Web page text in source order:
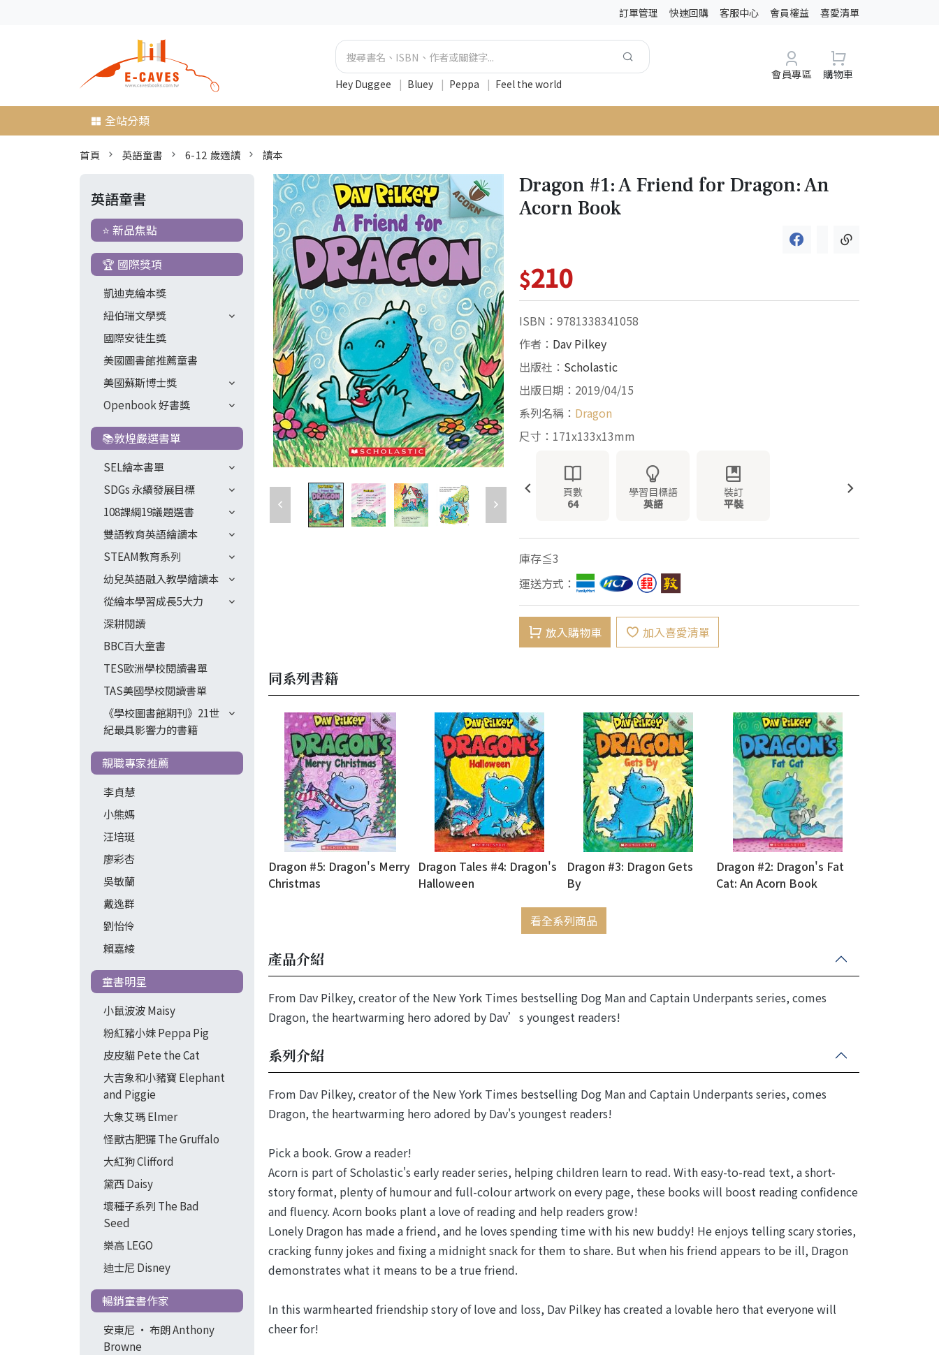
訂單管理 快速回購 客服中心 會員權益 喜愛清單
Hey Duggee | Bluey | Peppa | Feel the world
會員專區 購物車
全站分類
首頁 英語童書 6-12 歲適讀 讀本
英語童書
⭐ 新品焦點
🏆 國際獎項
凱迪克繪本獎
紐伯瑞文學獎
國際安徒生獎
美國圖書館推薦童書
美國蘇斯博士獎
Openbook 好書獎
📚敦煌嚴選書單
SEL繪本書單
SDGs 永續發展目標
108課綱19議題選書
雙語教育英語繪讀本
STEAM教育系列
幼兒英語融入教學繪讀本
從繪本學習成長5大力
深耕閱讀
BBC百大童書
TES歐洲學校閱讀書單
TAS美國學校閱讀書單
《學校圖書館期刊》21世
紀最具影響力的書籍
親職專家推薦
李貞慧
小熊媽
汪培珽
廖彩杏
吳敏蘭
戴逸群
劉怡伶
賴嘉綾
童書明星
小鼠波波 Maisy
粉紅豬小妹 Peppa Pig
皮皮貓 Pete the Cat
大吉象和小豬寶 Elephant
and Piggie
大象艾瑪 Elmer
怪獸古肥玀 The Gruffalo
大紅狗 Clifford
黛西 Daisy
壞種子系列 The Bad
Seed
樂高 LEGO
迪士尼 Disney
暢銷童書作家
安東尼 ‧ 布朗 Anthony
Browne
Dragon #1: A Friend for Dragon: An
Acorn Book
$210
ISBN：9781338341058
作者： Dav Pilkey
出版社： Scholastic
出版日期：2019/04/15
系列名稱： Dragon
尺寸：171x133x13mm
頁數
64
學習目標語
英語
裝訂
平裝
庫存≦3
運送方式：
放入購物車 加入喜愛清單
同系列書籍
Dragon #5: Dragon's Merry
Christmas
Dragon Tales #4: Dragon's
Halloween
Dragon #3: Dragon Gets
By
Dragon #2: Dragon's Fat
Cat: An Acorn Book
看全系列商品
產品介紹
From Dav Pilkey, creator of the New York Times bestselling Dog Man and Captain Underpants series, comes
Dragon, the heartwarming hero adored by Dav’s youngest readers!
系列介紹
From Dav Pilkey, creator of the New York Times bestselling Dog Man and Captain Underpants series, comes
Dragon, the heartwarming hero adored by Dav's youngest readers!
Pick a book. Grow a reader!
Acorn is part of Scholastic's early reader series, helping children learn to read. With easy-to-read text, a short-
story format, plenty of humour and full-colour artwork on every page, these books will boost reading confidence
and fluency. Acorn books plant a love of reading and help readers grow!
Lonely Dragon has made a friend, and he loves spending time with his new buddy! He enjoys telling scary stories,
cracking funny jokes and fixing a midnight snack for them to share. But when his friend appears to be ill, Dragon
demonstrates what it means to be a true friend.
In this warmhearted friendship story of love and loss, Dav Pilkey has created a lovable hero that everyone will
cheer for!